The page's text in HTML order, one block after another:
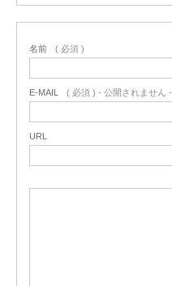
名前 ( 必須 )
E-MAIL ( 必須 ) - 公開されません -
URL